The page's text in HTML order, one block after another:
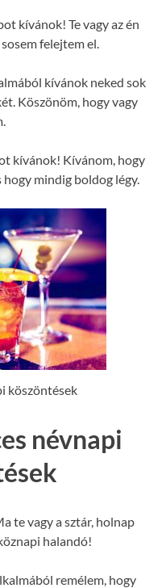
kívánok! Te vagy az én
felejtem el.
kívánok neked sok
Köszönöm, hogy vagy
kívánok! Kívánom, hogy
mindig boldog légy.
köszöntések
névnapi
te vagy a sztár, holnap
halandó!
remélem, hogy